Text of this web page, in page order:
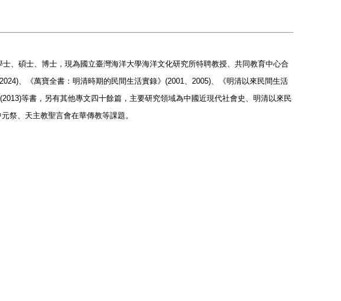
、碩士、博士，現為國立臺灣海洋大學海洋文化研究所特聘教授、共同教育中心合
、《萬寶全書：明清時期的民間生活實錄》(2001、2005)、《明清以來民間生活
等書，另有其他專文四十餘篇，主要研究領域為中國近現代社會史、明清以來民
祭、天主教聖言會在華傳教等課題。